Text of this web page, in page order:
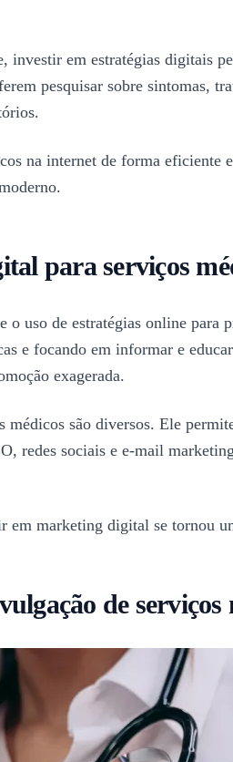
investir em estratégias
pesquisar sobre sintomas,
na internet de forma eficiente
para serviços
uso de estratégias online
e focando em informar e
exagerada.
são diversos. Ele
redes sociais e e-mail
em marketing digital se tornou
de serviços